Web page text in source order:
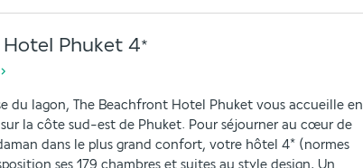
Phuket 4*
du lagon, The Beachfront Hotel Phuket vous accueille en
la côte sud-est de Phuket. Pour séjourner au cœur de
dans le plus grand confort, votre hôtel 4* (normes
ses 179 chambres et suites au style design. Un